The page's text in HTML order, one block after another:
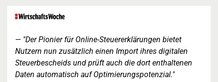
"Der Pionier für Online-Steuererklärungen bietet
Nutzern nun zusätzlich einen Import ihres digitalen
Steuerbescheids und prüft auch die dort enthaltenen
Daten automatisch auf Optimierungspotenzial."